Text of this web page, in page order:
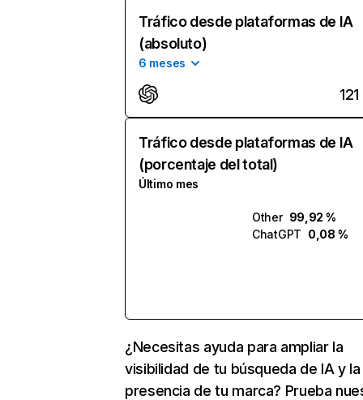
Tráfico desde plataformas de IA
(absoluto)
6 meses
121
Tráfico desde plataformas de IA
(porcentaje del total)
Último mes
Other 99,92 %
ChatGPT 0,08 %
¿Necesitas ayuda para ampliar la
visibilidad de tu búsqueda de IA y la
presencia de tu marca? Prueba